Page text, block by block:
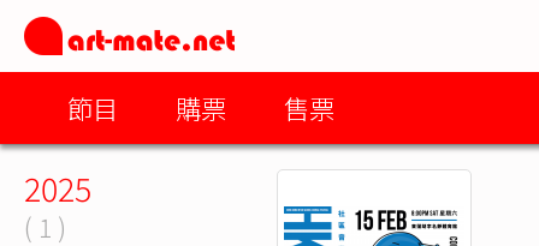
節目 購票 售票
2025
( 1 )